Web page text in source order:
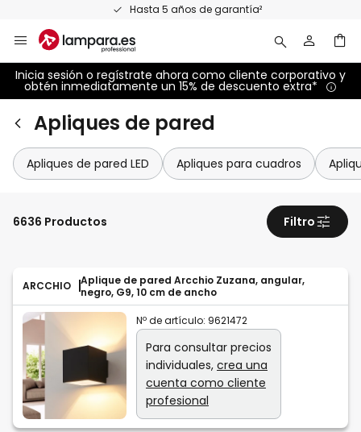
Hasta 5 años de garantía²
contenido
Inicia sesión o regístrate ahora como cliente corporativo y
obtén inmediatamente un 15% de descuento extra*
Apliques de pared
Apliques de pared LED Apliques para cuadros
ARCCHIO
Aplique de pared Arcchio Zuzana, angular,
negro, G9, 10 cm de ancho
Nº de artículo: 9621472
Para consultar precios
individuales, crea una
cuenta como cliente
profesional
6636 Productos Filtro